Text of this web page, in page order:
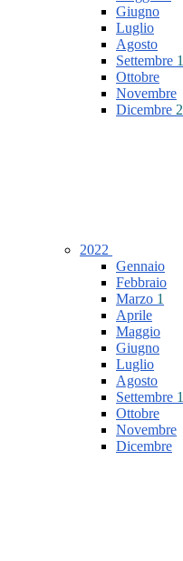
Giugno
Luglio
Agosto
Settembre 1
Ottobre
Novembre
Dicembre 2
2022
Gennaio
Febbraio
Marzo 1
Aprile
Maggio
Giugno
Luglio
Agosto
Settembre 1
Ottobre
Novembre
Dicembre